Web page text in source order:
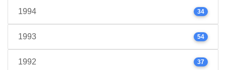
1994 34
1993 54
1992 37